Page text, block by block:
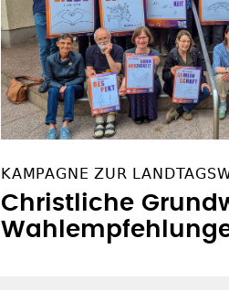
KAMPAGNE ZUR
Christliche